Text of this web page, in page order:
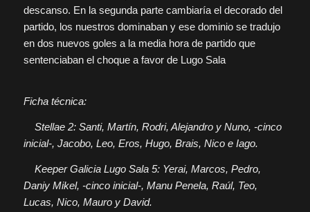
descanso. En la segunda parte cambiaría el decorado del
partido, los nuestros dominaban y ese dominio se tradujo
en dos nuevos goles a la media hora de partido que
sentenciaban el choque a favor de Lugo Sala
Ficha técnica:
Stellae 2: Santi, Martín, Rodri, Alejandro y Nuno, -cinco
inicial-, Jacobo, Leo, Eros, Hugo, Brais, Nico e Iago.
Keeper Galicia Lugo Sala 5: Yerai, Marcos, Pedro,
Daniy Mikel, -cinco inicial-, Manu Penela, Raúl, Teo,
Lucas, Nico, Mauro y David.